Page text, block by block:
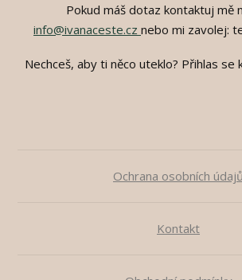
Pokud máš dotaz kontaktuj mě
info@ivanaceste.cz nebo mi zavolej:
Nechceš, aby ti něco uteklo? Přihlas se
Ochrana osobních údajů
Kontakt